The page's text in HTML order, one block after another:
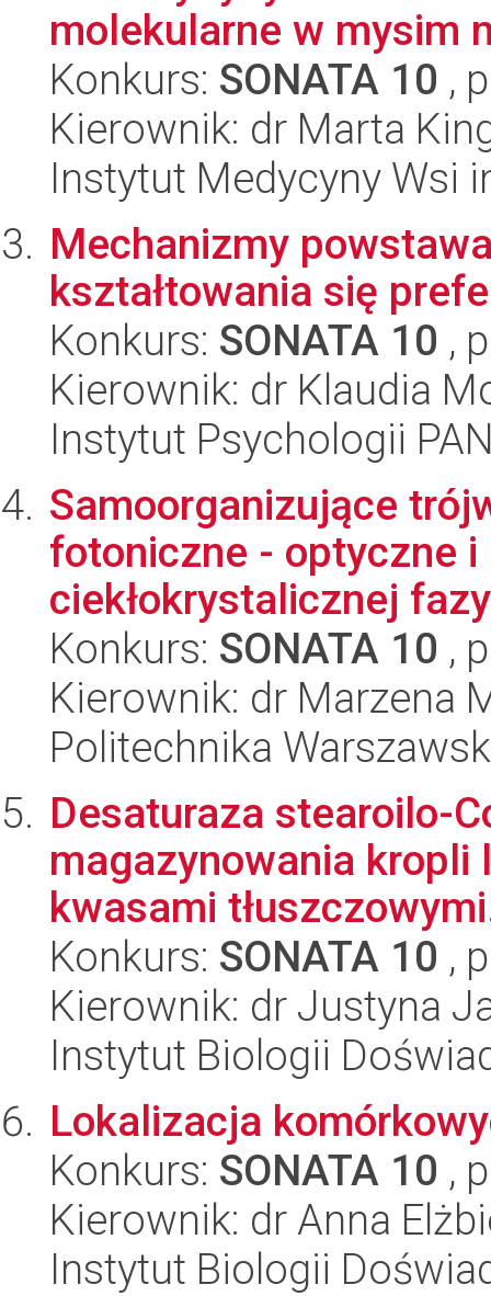
molekularne w mysim
Konkurs: SONATA 10 ,
Kierownik: dr Marta
Instytut Medycyny Wsi
Mechanizmy
kształtowania się
Konkurs: SONATA 10 ,
Kierownik: dr Klaudia
Instytut Psychologii
Samoorganizujące
fotoniczne - optyczne
ciekłokrystalicznej
Konkurs: SONATA 10 ,
Kierownik: dr Marzena
Politechnika
Desaturaza stearoilo-
magazynowania
kwasami
Konkurs: SONATA 10 ,
Kierownik: dr Justyna
Instytut Biologii
Lokalizacja
Konkurs: SONATA 10 ,
Kierownik: dr Anna
Instytut Biologii